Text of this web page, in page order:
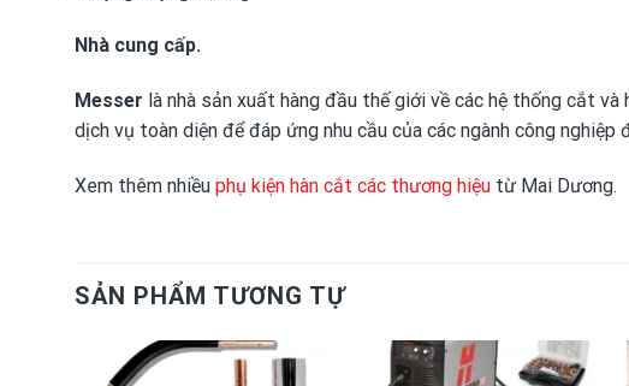
Nhà cung cấp.
Messer là nhà sản xuất hàng đầu thế giới về các hệ thống cắt
dịch vụ toàn diện để đáp ứng nhu cầu của các ngành công nghiệp
Xem thêm nhiều phụ kiện hàn cắt các thương hiệu từ Mai Dương.
SẢN PHẨM TƯƠNG TỰ